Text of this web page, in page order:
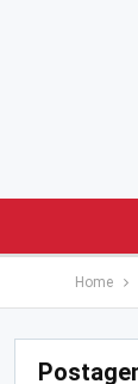
Home